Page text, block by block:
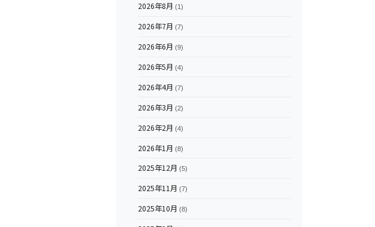
2026年8月 (1)
2026年7月 (7)
2026年6月 (9)
2026年5月 (4)
2026年4月 (7)
2026年3月 (2)
2026年2月 (4)
2026年1月 (8)
2025年12月 (5)
2025年11月 (7)
2025年10月 (8)